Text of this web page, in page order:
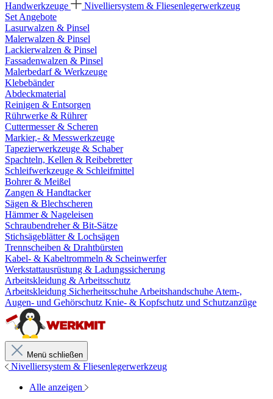
Handwerkzeuge
Nivelliersystem & Fliesenlegerwerkzeug
Set Angebote
Lasurwalzen & Pinsel
Malerwalzen & Pinsel
Lackierwalzen & Pinsel
Fassadenwalzen & Pinsel
Malerbedarf & Werkzeuge
Klebebänder
Abdeckmaterial
Reinigen & Entsorgen
Rührwerke & Rührer
Cuttermesser & Scheren
Markier,- & Messwerkzeuge
Tapezierwerkzeuge & Schaber
Spachteln, Kellen & Reibebretter
Schleifwerkzeuge & Schleifmittel
Bohrer & Meißel
Zangen & Handtacker
Sägen & Blechscheren
Hämmer & Nageleisen
Schraubendreher & Bit-Sätze
Stichsägeblätter & Lochsägen
Trennscheiben & Drahtbürsten
Kabel- & Kabeltrommeln & Scheinwerfer
Werkstattausrüstung & Ladungssicherung
Arbeitskleidung & Arbeitsschutz
Arbeitskleidung Sicherheitsschuhe Arbeitshandschuhe Atem-,
Augen- und Gehörschutz Knie- & Kopfschutz und Schutzanzüge
Menü schließen
Nivelliersystem & Fliesenlegerwerkzeug
Alle anzeigen